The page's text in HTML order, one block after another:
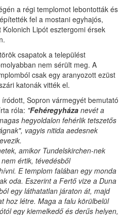
a régi templomot lebontották és
fel a mostani egyhajós,
Lipót esztergomi érsek
csapatok a települést
nem sérült meg. A
csak egy aranyozott ezüst
katonák vitték el.
Sopron vármegyét bemutató
róla: "Fehéregyháza nevét a
hegyoldalon fehérlik tetszetős
vagyis nitida aedesnek
amikor Tundelskirchen-nek
értik, tévedésből
E templom falában egy monda
oda. Eszerint a Fertő vize a Duna
egy láthatatlan járaton át, majd
hoz létre. Maga a falu körülbelül
egy kiemelkedő és derűs helyen,